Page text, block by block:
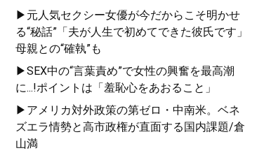
▶元人気セクシー女優が今だからこそ明かせ
る“秘話”「夫が人生で初めてできた彼氏です」
母親との“確執”も
▶SEX中の“言葉責め”で女性の興奮を最高潮
に...!ポイントは「羞恥心をあおること」
▶アメリカ対外政策の第ゼロ・中南米。ベネ
ズエラ情勢と高市政権が直面する国内課題/倉
山満